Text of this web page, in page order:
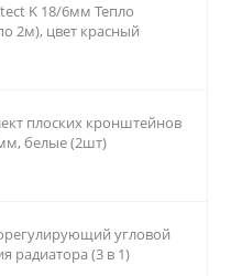
K 18/6мм Тепло
2м), цвет красный
плоских кронштейнов
белые (2шт)
угловой
радиатора (3 в 1)